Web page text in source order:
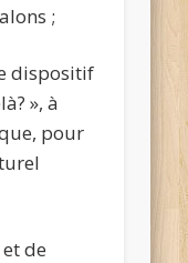
;
dispositif
», à
pour
de